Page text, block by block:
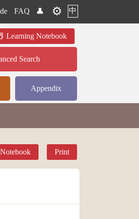
FAQ 👤 ⚙️ 中
Learning Notebook
Search
Appendix
Print